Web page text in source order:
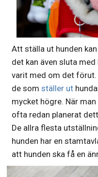
Att ställa ut hunden
det kan även sluta
varit med om det förut.
de som ställer ut
mycket högre. När
ofta redan planerat
De allra flesta
hunden har en
att hunden ska få en